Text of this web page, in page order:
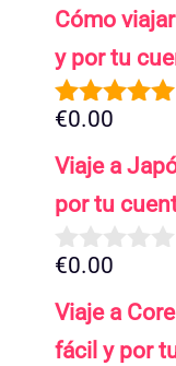
Cómo
y por tu
5.00de 5
€0.00
Viaje a
por tu
0
e
5
€0.00
Viaje a
fácil y por